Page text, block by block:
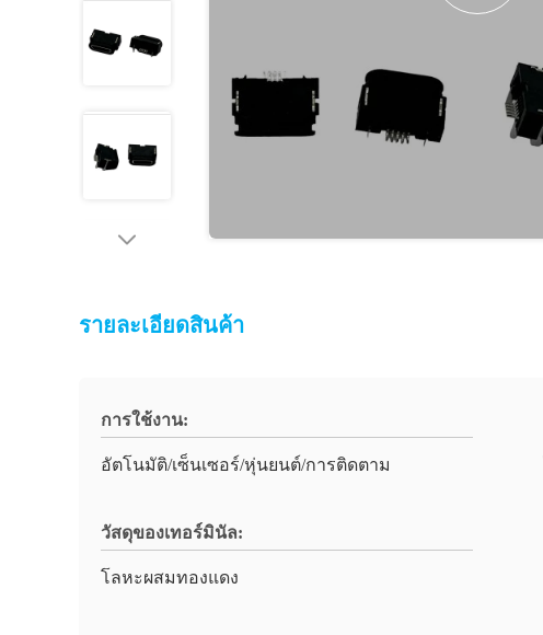
รายละเอียดสินค้า
การใช้งาน:
อัตโนมัติ/เซ็นเซอร์/หุ่นยนต์/การติดตาม
วัสดุของเทอร์มินัล:
โลหะผสมทองแดง